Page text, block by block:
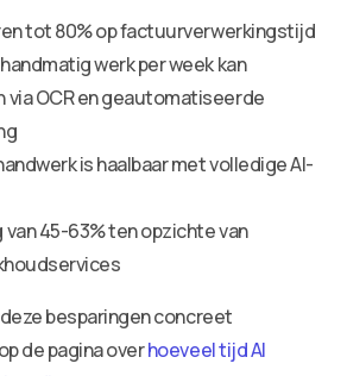
tot 80% op factuurverwerkingstijd
werk per week kan
via OCR en geautomatiseerde
is haalbaar met volledige AI-
45-63% ten opzichte van
besparingen concreet
de pagina overhoeveel tijd AI